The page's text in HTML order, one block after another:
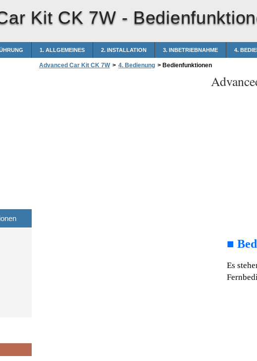
Kit CK 7W -
1. ALLGEMEINES 2. INSTALLATION 3. INBETRIEBNAHME 4.
Advanced Car Kit CK 7W > 4. Bedienung > Bedienfunktionen
■
Es